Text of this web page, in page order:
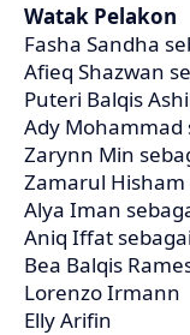
Watak Pelakon
Fasha Sandha
Afieq Shazwan
Puteri Balqis
Ady Mohammad
Zarynn Min
Zamarul Hisham
Alya Iman
Aniq Iffat
Bea Balqis
Lorenzo Irmann
Elly Arifin